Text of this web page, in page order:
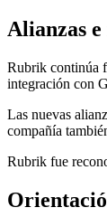
Alianzas
Rubrik continúa
integración con
Las nuevas
compañía
Rubrik fue